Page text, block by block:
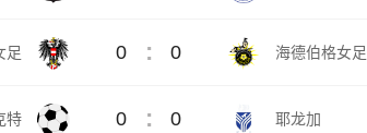
足 0 : 0 海德伯格女足
特 0 : 0 耶龙加